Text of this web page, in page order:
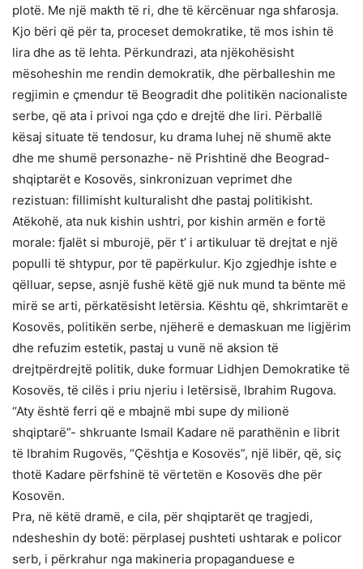
plotë. Me një makth të ri, dhe të kërcënuar nga shfarosja.
Kjo bëri që për ta, proceset demokratike, të mos ishin të
lira dhe as të lehta. Përkundrazi, ata njëkohësisht
mësoheshin me rendin demokratik, dhe përballeshin me
regjimin e çmendur të Beogradit dhe politikën nacionaliste
serbe, që ata i privoi nga çdo e drejtë dhe liri. Përballë
kësaj situate të tendosur, ku drama luhej në shumë akte
dhe me shumë personazhe- në Prishtinë dhe Beograd-
shqiptarët e Kosovës, sinkronizuan veprimet dhe
rezistuan: fillimisht kulturalisht dhe pastaj politikisht.
Atëkohë, ata nuk kishin ushtri, por kishin armën e fortë
morale: fjalët si mburojë, për t’ i artikuluar të drejtat e një
populli të shtypur, por të papërkulur. Kjo zgjedhje ishte e
qëlluar, sepse, asnjë fushë këtë gjë nuk mund ta bënte më
mirë se arti, përkatësisht letërsia. Kështu që, shkrimtarët e
Kosovës, politikën serbe, njëherë e demaskuan me ligjërim
dhe refuzim estetik, pastaj u vunë në aksion të
drejtpërdrejtë politik, duke formuar Lidhjen Demokratike të
Kosovës, të cilës i priu njeriu i letërsisë, Ibrahim Rugova.
“Aty është ferri që e mbajnë mbi supe dy milionë
shqiptarë”- shkruante Ismail Kadare në parathënin e librit
të Ibrahim Rugovës, “Çështja e Kosovës”, një libër, që, siç
thotë Kadare përfshinë të vërtetën e Kosovës dhe për
Kosovën.
Pra, në këtë dramë, e cila, për shqiptarët qe tragjedi,
ndesheshin dy botë: përplasej pushteti ushtarak e policor
serb, i përkrahur nga makineria propaganduese e